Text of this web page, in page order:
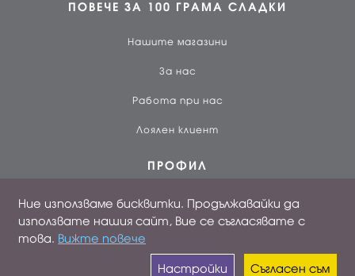
ПОВЕЧЕ ЗА 100 ГРАМА СЛАДКИ
Нашите магазини
За нас
Работа при нас
Лоялен клиент
ПРОФИЛ
Вход
Създай профил
Ние използваме бисквитки. Продължавайки да
използвате нашия сайт, Вие се съгласявате с
това. Вижте повече
Настройки Съгласен съм